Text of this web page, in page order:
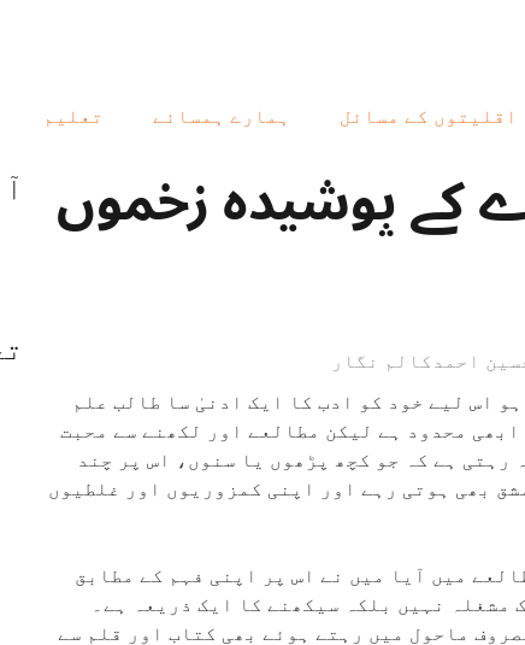
اقلیتوں کے مسائل ہمارے ہمسائے تعلیم
کے پوشیدہ زخموں
احمد کالم نگار
اس لیے خود کو ادب کا ایک ادنیٰ سا طالب علم
محدود ہے لیکن مطالعے اور لکھنے سے محبت
رہتی ہے کہ جو کچھ پڑھوں یا سنوں، اس پر چند
بھی ہوتی رہے اور اپنی کمزوریوں اور غلطیوں
میں آیا میں نے اس پر اپنی فہم کے مطابق
نہیں بلکہ سیکھنے کا ایک ذریعہ ہے۔
ماحول میں رہتے ہوئے بھی کتاب اور قلم سے